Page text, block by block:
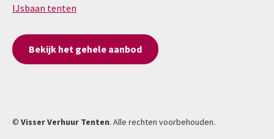
IJsbaan tenten
Bekijk het gehele aanbod
© Visser Verhuur Tenten. Alle rechten voorbehouden.